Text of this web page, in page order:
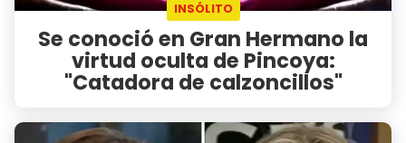
INSÓLITO
Se conoció en Gran Hermano la
virtud oculta de Pincoya:
"Catadora de calzoncillos"